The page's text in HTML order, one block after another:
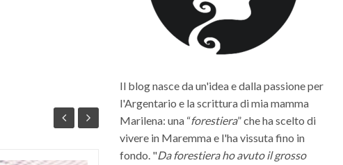
Il blog nasce da un'idea e dalla passione per
l'Argentario e la scrittura di mia mamma
Marilena: una “forestiera” che ha scelto di
vivere in Maremma e l'ha vissuta fino in
fondo. "Da forestiera ho avuto il grosso